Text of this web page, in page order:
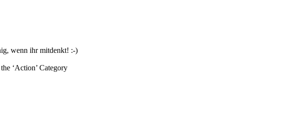
wenn ihr mitdenkt! :-)
‘Action’ Category